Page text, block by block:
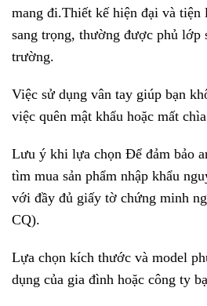
mang đi.Thiết kế hiện đại và tiện
sang trọng, thường được phủ
trường.
Việc sử dụng vân tay giúp bạn
việc quên mật khẩu hoặc mất
Lưu ý khi lựa chọn Để đảm bảo
tìm mua sản phẩm nhập khẩu
với đầy đủ giấy tờ chứng minh
CQ).
Lựa chọn kích thước và model
dụng của gia đình hoặc công ty